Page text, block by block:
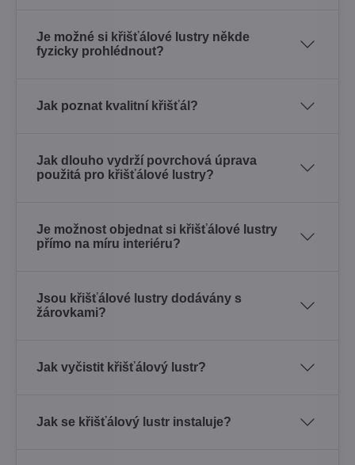
Je možné si křišťálové lustry někde
fyzicky prohlédnout?
Jak poznat kvalitní křišťál?
Jak dlouho vydrží povrchová úprava
použitá pro křišťálové lustry?
Je možnost objednat si křišťálové lustry
přímo na míru interiéru?
Jsou křišťálové lustry dodávány s
žárovkami?
Jak vyčistit křišťálový lustr?
Jak se křišťálový lustr instaluje?